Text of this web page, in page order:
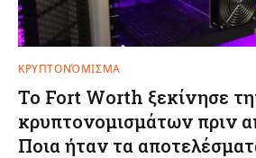
ΚΡΥΠΤΟΝΌΜΙΣΜΑ
Το Fort Worth ξεκίνησε
κρυπτονομισμάτων πριν
Ποια ήταν τα